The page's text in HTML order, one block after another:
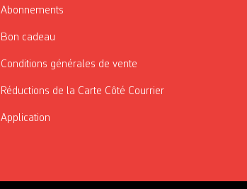
Abonnements
Bon cadeau
Conditions générales de vente
Réductions de la Carte Côté Courrier
Application